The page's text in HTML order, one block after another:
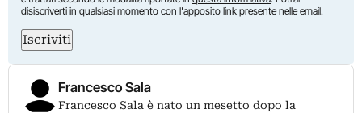
disiscriverti in qualsiasi momento con l'apposito link presente nelle email.
Iscriviti
Francesco Sala
Francesco Sala è nato un mesetto dopo la